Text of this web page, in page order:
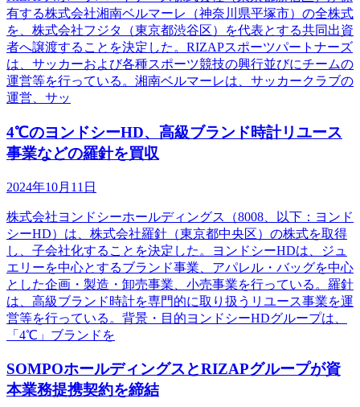
有する株式会社湘南ベルマーレ（神奈川県平塚市）の全株式
を、株式会社フジタ（東京都渋谷区）を代表とする共同出資
者へ譲渡することを決定した。RIZAPスポーツパートナーズ
は、サッカーおよび各種スポーツ競技の興行並びにチームの
運営等を行っている。湘南ベルマーレは、サッカークラブの
運営、サッ
4℃のヨンドシーHD、高級ブランド時計リユース
事業などの羅針を買収
2024年10月11日
株式会社ヨンドシーホールディングス（8008、以下：ヨンド
シーHD）は、株式会社羅針（東京都中央区）の株式を取得
し、子会社化することを決定した。ヨンドシーHDは、ジュ
エリーを中心とするブランド事業、アパレル・バッグを中心
とした企画・製造・卸売事業、小売事業を行っている。羅針
は、高級ブランド時計を専門的に取り扱うリユース事業を運
営等を行っている。背景・目的ヨンドシーHDグループは、
「4℃」ブランドを
SOMPOホールディングスとRIZAPグループが資
本業務提携契約を締結